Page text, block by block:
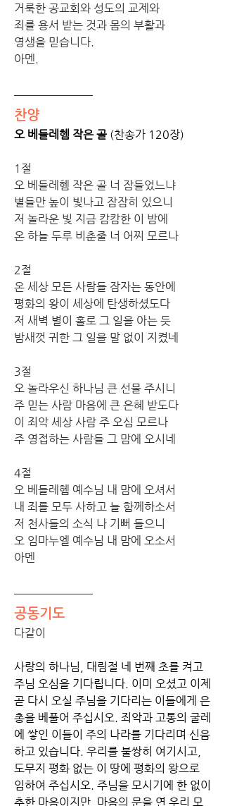
거룩한 공교회와 성도의 교제와
죄를 용서 받는 것과 몸의 부활과
영생을 믿습니다.
아멘.
찬양
오 베들레헴 작은 골 (찬송가 120장)
1절
오 베들레헴 작은 골 너 잠들었느냐
별들만 높이 빛나고 잠잠히 있으니
저 놀라운 빛 지금 캄캄한 이 밤에
온 하늘 두루 비춘줄 너 어찌 모르나
2절
온 세상 모든 사람들 잠자는 동안에
평화의 왕이 세상에 탄생하셨도다
저 새벽 별이 홀로 그 일을 아는 듯
밤새껏 귀한 그 일을 말 없이 지켰네
3절
오 놀라우신 하나님 큰 선물 주시니
주 믿는 사람 마음에 큰 은혜 받도다
이 죄악 세상 사람 주 오심 모르나
주 영접하는 사람들 그 맘에 오시네
4절
오 베들레헴 예수님 내 맘에 오셔서
내 죄를 모두 사하고 늘 함께하소서
저 천사들의 소식 나 기뻐 들으니
오 임마누엘 예수님 내 맘에 오소서
아멘
공동기도
다같이
사랑의 하나님, 대림절 네 번째 초를 켜고
주님 오심을 기다립니다. 이미 오셨고 이제
곧 다시 오실 주님을 기다리는 이들에게 은
총을 베풀어 주십시오. 죄악과 고통의 굴레
에 쌓인 이들이 주의 나라를 기다리며 신음
하고 있습니다. 우리를 불쌍히 여기시고,
도무지 평화 없는 이 땅에 평화의 왕으로
임하여 주십시오. 주님을 모시기에 한 없이
추한 마음이지만, 마음의 문을 연 우리 모